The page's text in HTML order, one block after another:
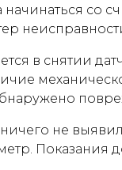
начинаться со
в снятии
не
Показания